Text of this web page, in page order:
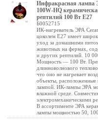
Инфракрасная лампа
100W-НQ
рептилий 100 Вт Е27
Б0052715
ИК-нагреватель ЭРА
цоколем Е27 имеет
уход за домашними
животных на фермах,
и других рептилий. 10
Мощность — 100 Вт.
длинноволнового
что оно не нагревает
объекты, расположенные
лампой. ИК-лампы ЭРА
влажной среде.
электромеханическими
В ассортименте ЭРА
лампы мощностью 50,